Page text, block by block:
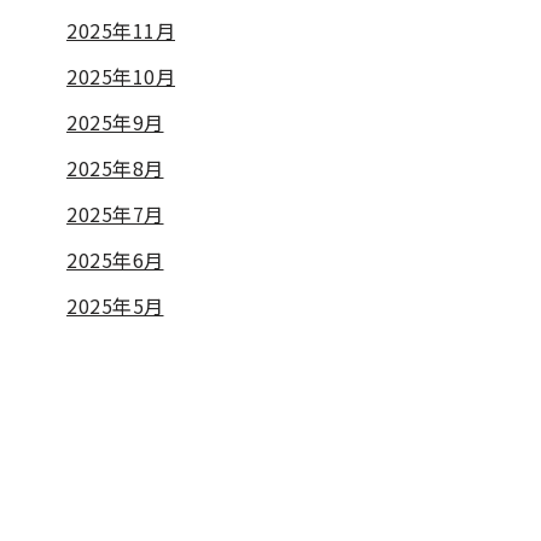
2025年11月
2025年10月
2025年9月
2025年8月
2025年7月
2025年6月
2025年5月